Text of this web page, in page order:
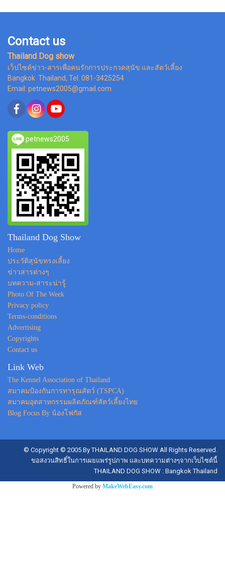
Contact us
Thailand Dog show
เว็ปไซต์ข่าว-สารเพื่อคนรักการประกวดสุนัข และสัตว์เลี้ยง
Bangkok Thailand, Tel. 081-3425254
Email: petnews2005@gmail.com
petnews2005
Thailand Dog Show
Home
ประวัติสุนัขทรงเลี้ยง
ข่าวสารต่างๆ
บทความ-สาระน่ารู้
Photo Of The Week
Privacy policy
Terms-conditions
Advertising
Copyrights
Contact us
Link Web
The Kennel Association of Thailand
สมาคมป้องกันการทารุณสัตว์ (TSPCA)
สมาคมอุตสาหกรรมผลิตภัณฑ์สัตว์เลี้ยงไทย
Blog Focus By น้องโฟกัส
© Copyright © 2005 By THAILAND DOG SHOW All Rights Reserved.
ขอสงวนสิทธิ์ในการเผยแพร่รูปภาพ และบทความต่างๆจากเว็บไซต์นี้
THAILAND DOG SHOW : Bangkok Thailand
Powered by MakeWebEasy.com